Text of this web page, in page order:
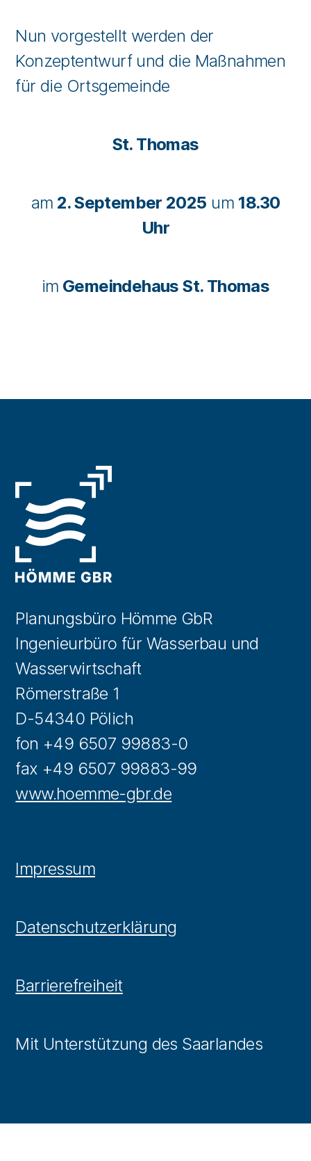
Nun vorgestellt werden der
Konzeptentwurf und die Maßnahmen
für die Ortsgemeinde
St. Thomas
am 2. September 2025 um 18.30
Uhr
im Gemeindehaus St. Thomas
Planungsbüro Hömme GbR
Ingenieurbüro für Wasserbau und
Wasserwirtschaft
Römerstraße 1
D-54340 Pölich
fon +49 6507 99883-0
fax +49 6507 99883-99
www.hoemme-gbr.de
Impressum
Datenschutzerklärung
Barrierefreiheit
Mit Unterstützung des Saarlandes